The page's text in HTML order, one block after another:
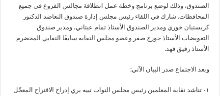
الصندوق، وذلك لوضع برنامج وخطة عمل انطلاقة مجالس الفروع في جميع
المحافظات. شارك في اللقاء رئيس مجلس إدارة صندوق التعاضد الدكتور
كريستيان خوري ومدير الصندوق الأستاذ تمام عيتاني، ومدير صندوق
التعويضات الأستاذ جورج صقر وعضو مجلس النقابة سابقًا النقابي المخضرم
الأستاذ رفيق فهد.
وبعد الاجتماع صدر البيان الآتي:
١- تناشد نقابة المعلمين رئيس مجلس النواب نبيه بري إدراج الاقتراح المعجّل